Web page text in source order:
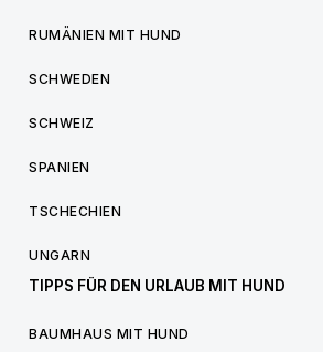
RUMÄNIEN MIT HUND
SCHWEDEN
SCHWEIZ
SPANIEN
TSCHECHIEN
UNGARN
TIPPS FÜR DEN URLAUB MIT HUND
BAUMHAUS MIT HUND